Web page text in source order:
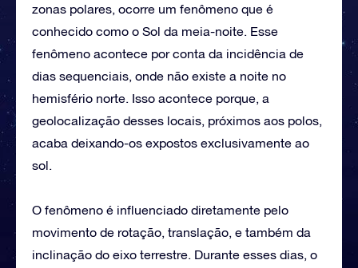
zonas polares, ocorre um fenômeno que é
conhecido como o Sol da meia-noite. Esse
fenômeno acontece por conta da incidência de
dias sequenciais, onde não existe a noite no
hemisfério norte. Isso acontece porque, a
geolocalização desses locais, próximos aos polos,
acaba deixando-os expostos exclusivamente ao
sol.
O fenômeno é influenciado diretamente pelo
movimento de rotação, translação, e também da
inclinação do eixo terrestre. Durante esses dias, o